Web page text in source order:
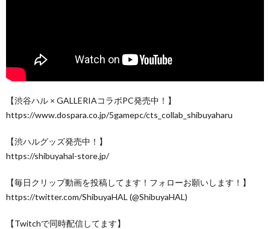
【渋谷ハル × GALLERIAコラボPC発売中！】
https://www.dospara.co.jp/5gamepc/cts_collab_shibuyaharu
【渋ハルグッズ発売中！】
https://shibuyahal-store.jp/
【毎日クリップ動画を投稿してます！フォローお願いします！】
https://twitter.com/ShibuyaHAL (@ShibuyaHAL)
【Twitchで同時配信してます】